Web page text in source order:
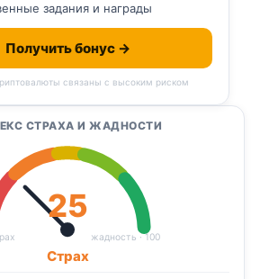
задания и награды
Получить бонус →
связаны с высоким риском
СТРАХА И ЖАДНОСТИ
жадность · 100
25
Страх